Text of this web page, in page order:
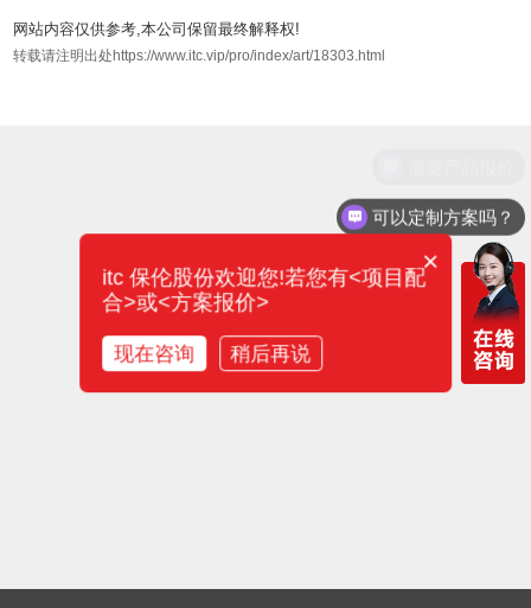
网站内容仅供参考,本公司保留最终解释权!
转载请注明出处https://www.itc.vip/pro/index/art/18303.html
可以定制方案吗？
×
itc 保伦股份欢迎您!若您有<项目配
合>或<方案报价>
现在咨询 稍后再说